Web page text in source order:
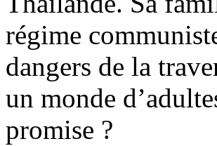
régime
dangers de la
un monde
promise ?